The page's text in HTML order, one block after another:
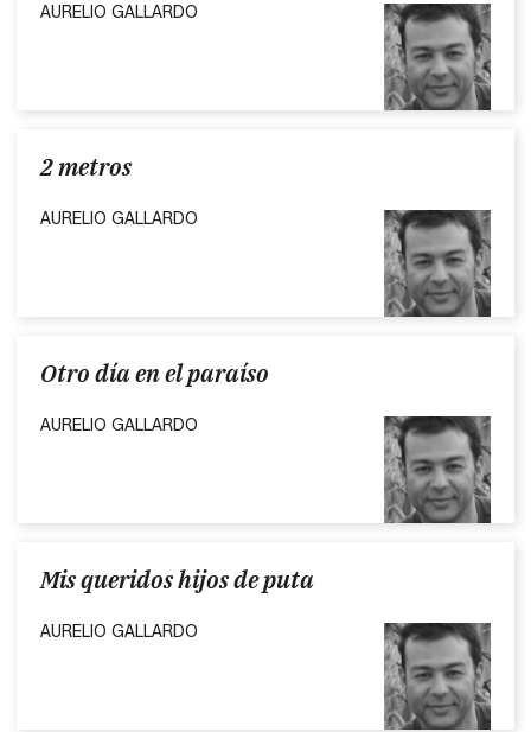
AURELIO GALLARDO
2 metros
AURELIO GALLARDO
Otro día en el paraíso
AURELIO GALLARDO
Mis queridos hijos de puta
AURELIO GALLARDO